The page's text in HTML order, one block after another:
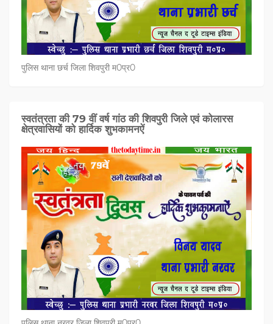
पुलिस थाना छर्च जिला शिवपुरी म0प्र0
स्वतंत्रता की 79 वीं वर्ष गांठ की शिवपुरी जिले एवं कोलारस
क्षेत्रवासियों को हार्दिक शुभकामनऐं